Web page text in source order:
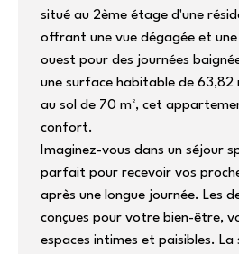
situé au 2ème étage d'une
offrant une vue dégagée et
ouest pour des journées
une surface habitable de 63,82
au sol de 70 m², cet
confort.
Imaginez-vous dans un séjour
parfait pour recevoir vos
après une longue journée. Les
conçues pour votre bien-être,
espaces intimes et paisibles. La